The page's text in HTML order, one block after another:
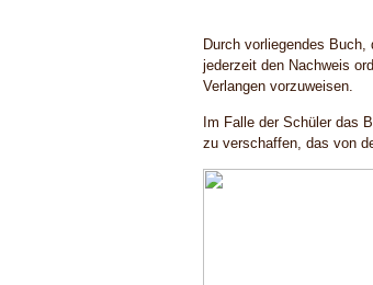
Durch vorliegendes
jederzeit den Nachweis
Verlangen vorzuweisen.
Im Falle der Schüler das
zu verschaffen, das von